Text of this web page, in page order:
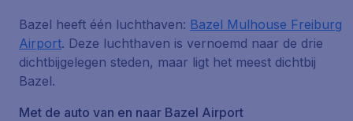
Bazel heeft één luchthaven: Bazel Mulhouse Freiburg
Airport. Deze luchthaven is vernoemd naar de drie
dichtbijgelegen steden, maar ligt het meest dichtbij
Bazel.
Met de auto van en naar Bazel Airport